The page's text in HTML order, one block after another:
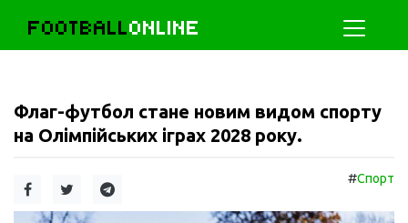
FOOTBALLONLINE
Флаг-футбол стане новим видом спорту
на Олімпійських іграх 2028 року.
#Спорт